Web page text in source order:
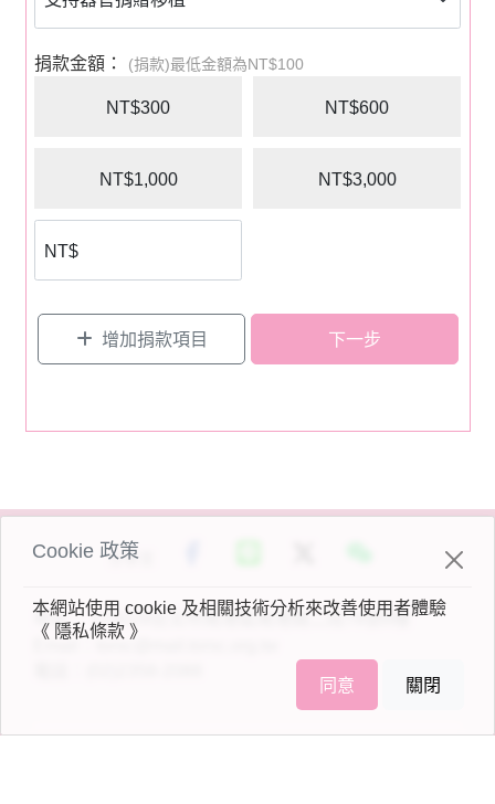
捐款金額： (捐款)最低金額為NT$100
NT$300 NT$600
NT$1,000 NT$3,000
增加捐款項目 下一步
Cookie 政策
本網站使用 cookie 及相關技術分析來改善使用者體驗
《 隱私條款 》
同意 關閉
分享至
地址：115029台北市南港區南港路二段78號6樓
Email：torsc@mail.torsc.org.tw